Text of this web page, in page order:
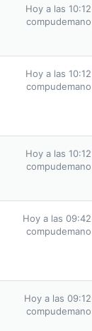
Hoy a las 10:12
compudemano
Hoy a las 10:12
compudemano
Hoy a las 10:12
compudemano
Hoy a las 09:42
compudemano
Hoy a las 09:12
compudemano